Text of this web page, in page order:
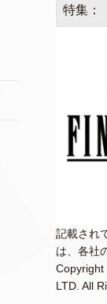
特集：
記載され
は、各社
Copyright
LTD. All